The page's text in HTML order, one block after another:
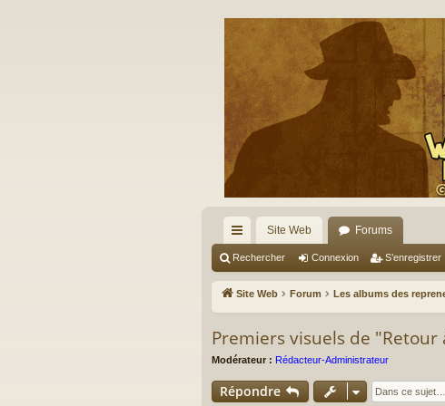
cc
ès
ra
pi
de
Site Web Forums
Rechercher Connexion S’enregistrer
Site Web Forum Les albums des
Premiers visuels de "Retour
Modérateur : Rédacteur-Administrateur
Répondre